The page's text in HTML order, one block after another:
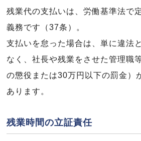
残業代の支払いは、労働基準法で
義務です（37条）。
支払いを怠った場合は、単に違法
なく、社長や残業をさせた管理職
の懲役または30万円以下の罰金）
あります。
残業時間の立証責任